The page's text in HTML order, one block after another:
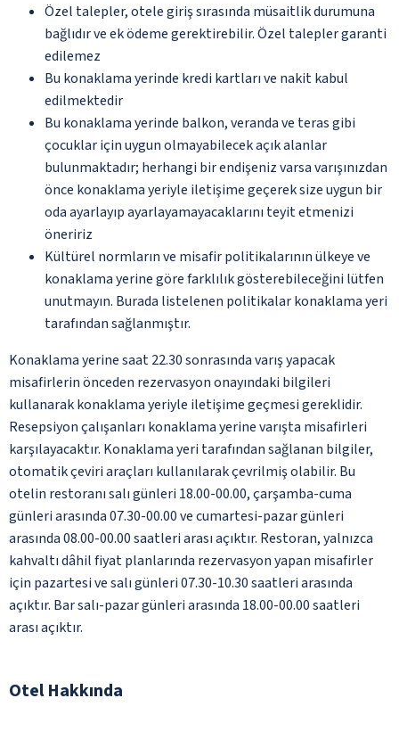
Özel talepler, otele giriş sırasında müsaitlik durumuna
bağlıdır ve ek ödeme gerektirebilir. Özel talepler garanti
edilemez
Bu konaklama yerinde kredi kartları ve nakit kabul
edilmektedir
Bu konaklama yerinde balkon, veranda ve teras gibi
çocuklar için uygun olmayabilecek açık alanlar
bulunmaktadır; herhangi bir endişeniz varsa varışınızdan
önce konaklama yeriyle iletişime geçerek size uygun bir
oda ayarlayıp ayarlayamayacaklarını teyit etmenizi
öneririz
Kültürel normların ve misafir politikalarının ülkeye ve
konaklama yerine göre farklılık gösterebileceğini lütfen
unutmayın. Burada listelenen politikalar konaklama yeri
tarafından sağlanmıştır.
Konaklama yerine saat 22.30 sonrasında varış yapacak
misafirlerin önceden rezervasyon onayındaki bilgileri
kullanarak konaklama yeriyle iletişime geçmesi gereklidir.
Resepsiyon çalışanları konaklama yerine varışta misafirleri
karşılayacaktır. Konaklama yeri tarafından sağlanan bilgiler,
otomatik çeviri araçları kullanılarak çevrilmiş olabilir. Bu
otelin restoranı salı günleri 18.00-00.00, çarşamba-cuma
günleri arasında 07.30-00.00 ve cumartesi-pazar günleri
arasında 08.00-00.00 saatleri arası açıktır. Restoran, yalnızca
kahvaltı dâhil fiyat planlarında rezervasyon yapan misafirler
için pazartesi ve salı günleri 07.30-10.30 saatleri arasında
açıktır. Bar salı-pazar günleri arasında 18.00-00.00 saatleri
arası açıktır.
Otel Hakkında